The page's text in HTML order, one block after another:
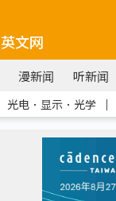
英文网
漫新闻 听新闻
光电．显示．光学 ｜